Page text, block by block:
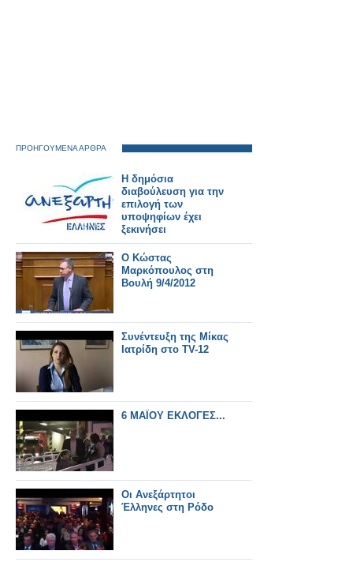
ΠΡΟΗΓΟΥΜΕΝΑ ΑΡΘΡΑ
Η δημόσια
διαβούλευση για την
επιλογή των
υποψηφίων έχει
ξεκινήσει
Ο Κώστας
Μαρκόπουλος στη
Βουλή 9/4/2012
Συνέντευξη της Μίκας
Ιατρίδη στο TV-12
6 ΜΑΪΟΥ ΕΚΛΟΓΕΣ...
Οι Ανεξάρτητοι
Έλληνες στη Ρόδο